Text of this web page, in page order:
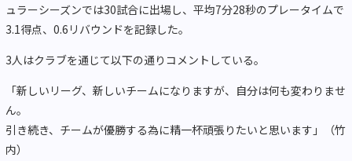
ュラーシーズンでは30試合に出場し、平均7分28秒のプレータイムで
3.1得点、0.6リバウンドを記録した。
3人はクラブを通じて以下の通りコメントしている。
「新しいリーグ、新しいチームになりますが、自分は何も変わりませ
ん。
引き続き、チームが優勝する為に精一杯頑張りたいと思います」（竹
内）